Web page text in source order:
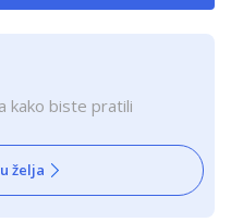
kako biste pratili
želja